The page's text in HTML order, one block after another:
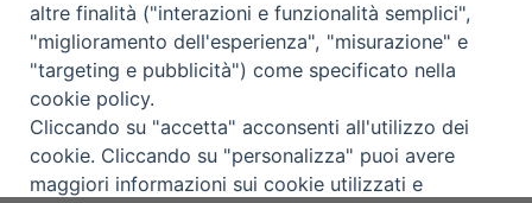
Segui l'Ufficio di PG sui social
Copyright © Arcidiocesi di Udine
2017
altre finalità ("interazioni e funzionalità semplici",
"miglioramento dell'esperienza", "misurazione" e
"targeting e pubblicità") come specificato nella
cookie policy.
Cliccando su "accetta" acconsenti all'utilizzo dei
cookie. Cliccando su "personalizza" puoi avere
maggiori informazioni sui cookie utilizzati e